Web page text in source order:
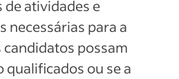
de atividades e
necessárias para a
candidatos possam
qualificados ou se a